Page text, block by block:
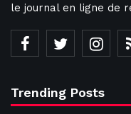
le journal en ligne de
Trending Posts